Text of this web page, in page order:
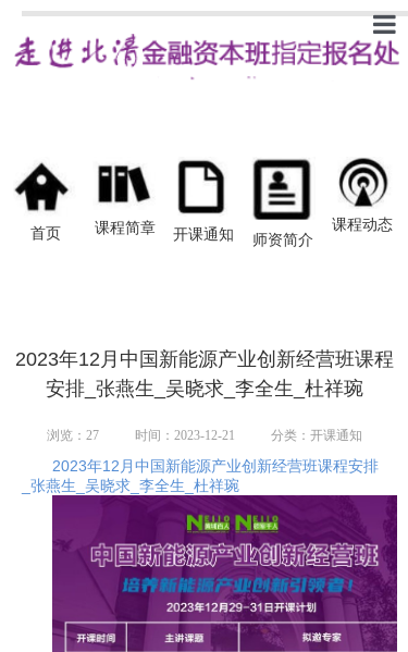
首页 课程简章 开课通知 师资简介
课程动态
课程简章
开课通知
2023年12月中国新能源产业创新经营班课程
安排_张燕生_吴晓求_李全生_杜祥琬
浏览： 27 时间：2023-12-21 分类：开课通知
2023年12月中国新能源产业创新经营班课程安排
_张燕生_吴晓求_李全生_杜祥琬